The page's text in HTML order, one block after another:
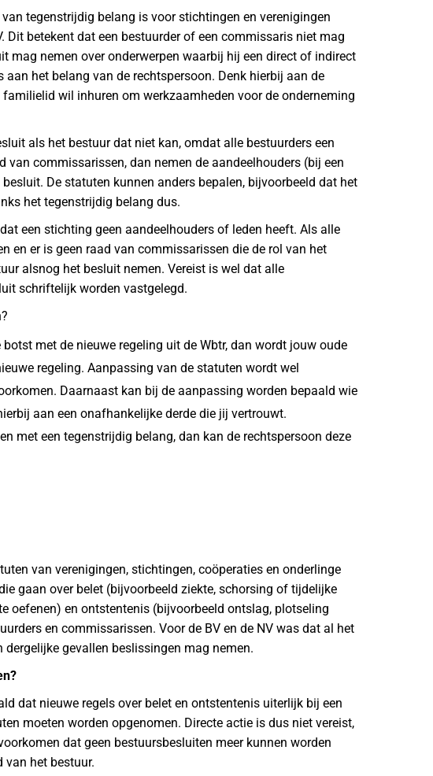
tegenstrijdig belang is voor stichtingen en verenigingen
Dit betekent dat een bestuurder of een commissaris niet mag
mag nemen over onderwerpen waarbij hij een direct of indirect
het belang van de rechtspersoon. Denk hierbij aan de
wil inhuren om werkzaamheden voor de onderneming
als het bestuur dat niet kan, omdat alle bestuurders een
van commissarissen, dan nemen de aandeelhouders (bij een
De statuten kunnen anders bepalen, bijvoorbeeld dat het
het tegenstrijdig belang dus.
een stichting geen aandeelhouders of leden heeft. Als alle
en er is geen raad van commissarissen die de rol van het
alsnog het besluit nemen. Vereist is wel dat alle
schriftelijk worden vastgelegd.
met de nieuwe regeling uit de Wbtr, dan wordt jouw oude
regeling. Aanpassing van de statuten wordt wel
Daarnaast kan bij de aanpassing worden bepaald wie
aan een onafhankelijke derde die jij vertrouwt.
met een tegenstrijdig belang, dan kan de rechtspersoon deze
van verenigingen, stichtingen, coöperaties en onderlinge
gaan over belet (bijvoorbeeld ziekte, schorsing of tijdelijke
oefenen) en ontstentenis (bijvoorbeeld ontslag, plotseling
en commissarissen. Voor de BV en de NV was dat al het
gevallen beslissingen mag nemen.
dat nieuwe regels over belet en ontstentenis uiterlijk bij een
moeten worden opgenomen. Directe actie is dus niet vereist,
dat geen bestuursbesluiten meer kunnen worden
van het bestuur.